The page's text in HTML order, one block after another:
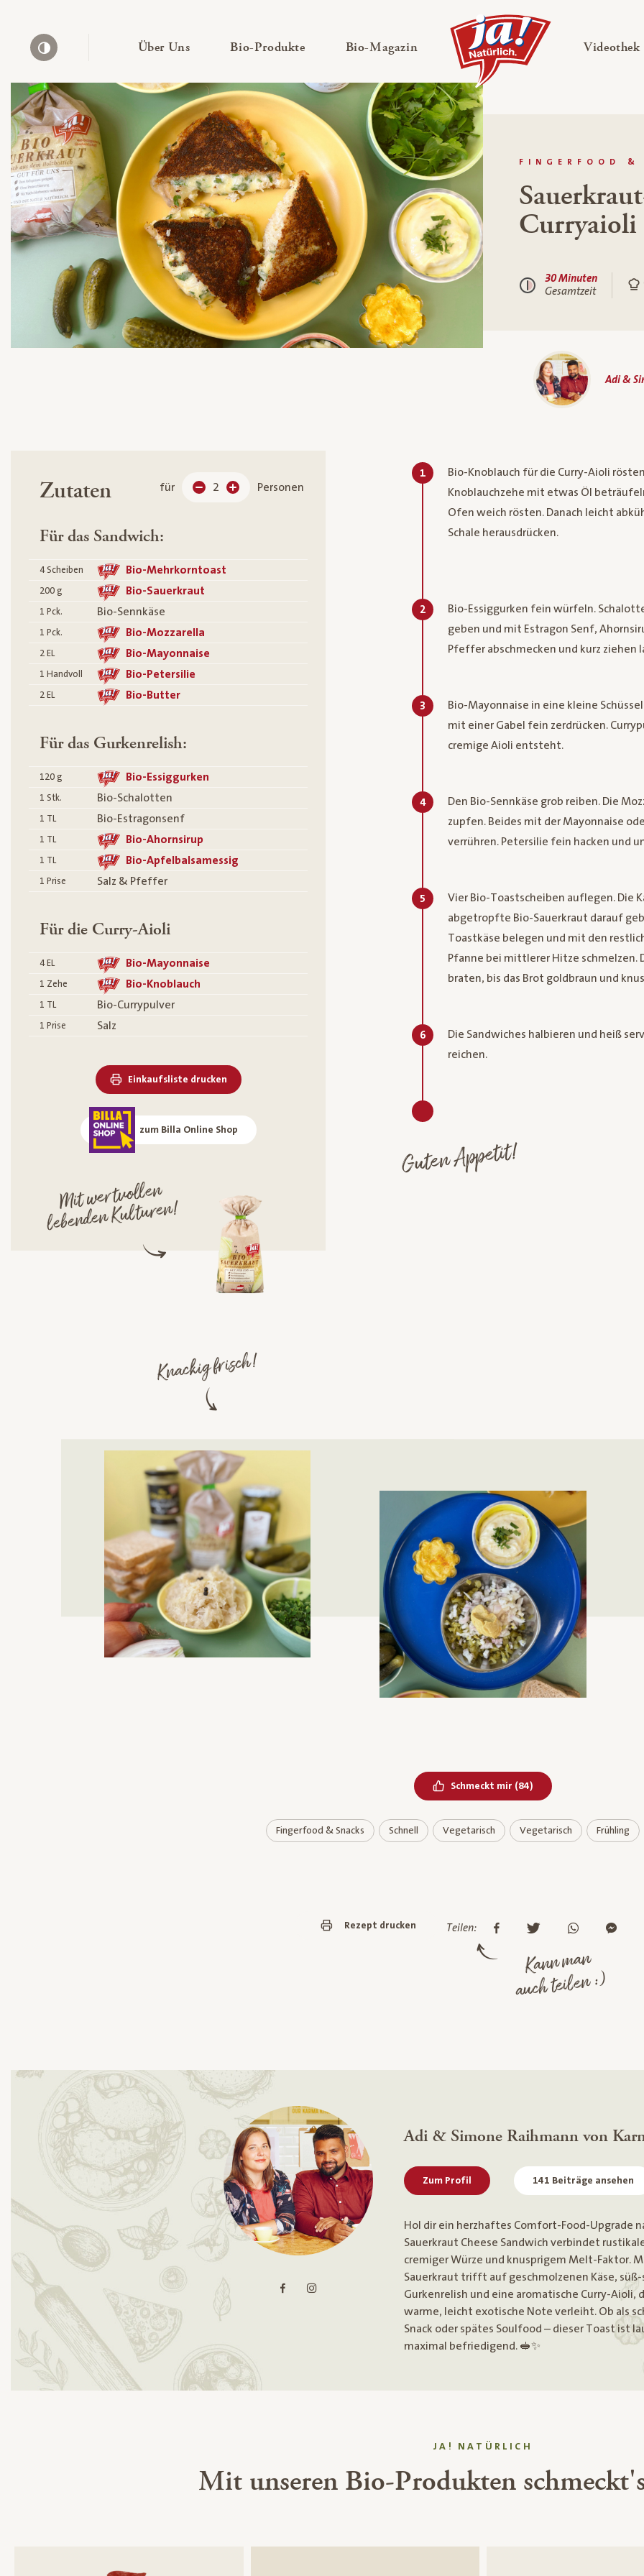
Über Uns— Untermenü ausklappen
Bio-Produkte— Untermenü ausklappen
Bio-Magazin — Untermenü ausklappen Videothek
FINGERFOOD &
Curryaioli
30 Minuten
Gesamtzeit
Adi &
Zutaten für 2 Personen
Für das Sandwich:
4 Scheiben Bio-Mehrkorntoast
200 g Bio-Sauerkraut
1 Pck. Bio-Sennkäse
1 Pck. Bio-Mozzarella
2 EL Bio-Mayonnaise
1 Handvoll Bio-Petersilie
2 EL Bio-Butter
Für das Gurkenrelish:
120 g Bio-Essiggurken
1 Stk. Bio-Schalotten
1 TL Bio-Estragonsenf
1 TL Bio-Ahornsirup
1 TL Bio-Apfelbalsamessig
1 Prise Salz & Pfeffer
Für die Curry-Aioli
4 EL Bio-Mayonnaise
1 Zehe Bio-Knoblauch
1 TL Bio-Currypulver
1 Prise Salz
Einkaufsliste drucken
zum Billa Online Shop
Mit wertvollen
lebenden Kulturen!
1
Bio-Knoblauch für die Curry-Aioli
Knoblauchzehe mit etwas Öl
Ofen weich rösten. Danach leicht
Schale herausdrücken.
2
Bio-Essiggurken fein würfeln.
geben und mit Estragon Senf,
Pfeffer abschmecken und kurz ziehen
3
Bio-Mayonnaise in eine kleine
mit einer Gabel fein zerdrücken.
cremige Aioli entsteht.
4
Den Bio-Sennkäse grob reiben. Die
zupfen. Beides mit der Mayonnaise
verrühren. Petersilie fein hacken und
5
Vier Bio-Toastscheiben auflegen. Die
abgetropfte Bio-Sauerkraut darauf
Toastkäse belegen und mit den
Pfanne bei mittlerer Hitze schmelzen.
braten, bis das Brot goldbraun und
6
Die Sandwiches halbieren und heiß
reichen.
Guten Appetit!
Knackig frisch!
Schmeckt mir Bereits geliked
(84)
Fingerfood & Snacks Schnell Vegetarisch Vegetarisch Frühling
Rezept drucken Teilen:
Kann man
auch teilen :)
Adi & Simone Raihmann von
Zum Profil 141 Beiträge ansehen
Hol dir ein herzhaftes Comfort-Food-Upgrade
Sauerkraut Cheese Sandwich verbindet
cremiger Würze und knusprigem Melt-Faktor.
Sauerkraut trifft auf geschmolzenen Käse, süß-
Gurkenrelish und eine aromatische Curry-Aioli,
warme, leicht exotische Note verleiht. Ob als
Snack oder spätes Soulfood – dieser Toast ist
maximal befriedigend. 🥪✨
JA! NATÜRLICH
Mit unseren Bio-Produkten